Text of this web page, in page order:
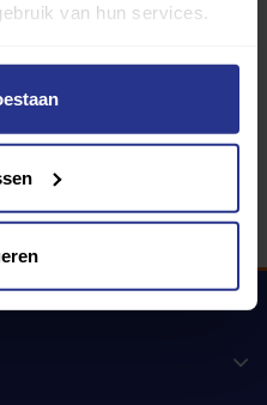
van hun services.